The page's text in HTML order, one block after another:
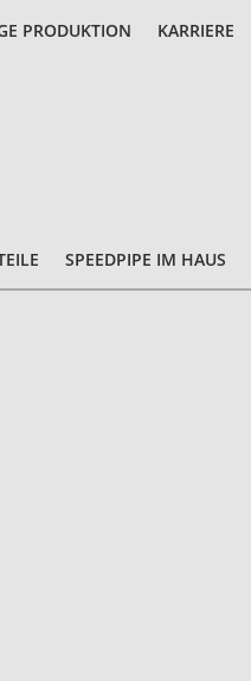
PRODUKTION KARRIERE
SPEEDPIPE IM HAUS